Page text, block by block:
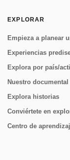
EXPLORAR
Empieza a planear
Experiencias
Explora por país/
Nuestro documental
Explora historias
Conviértete en
Centro de